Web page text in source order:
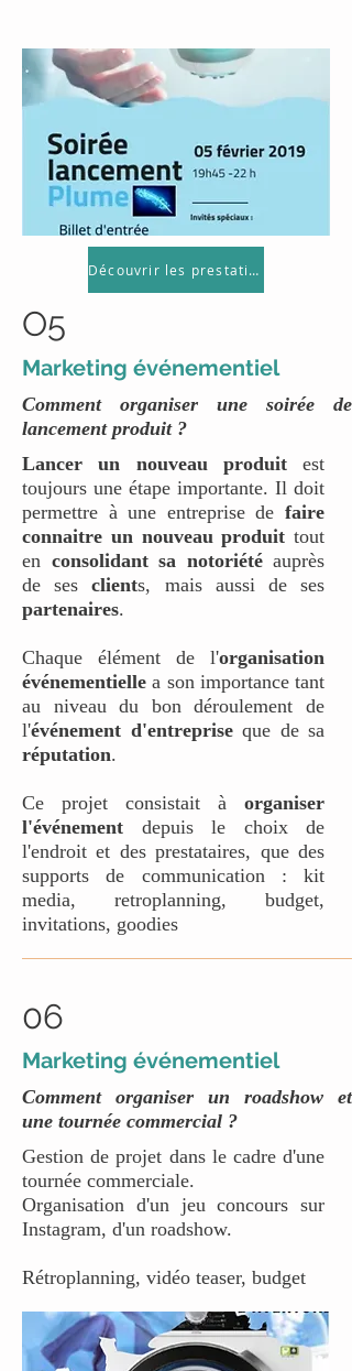
Découvrir les prestations de marketing événementiel
O5
Marketing événementiel
Comment organiser une soirée de
lancement produit ?
Lancer un nouveau produitest
toujours une étape importante. Il doit
permettre à une entreprise de faire
connaitre un nouveau produit tout
en consolidant sa notoriété auprès
de sesclients, mais aussi de ses
partenaires.
Chaque élément de l'organisation
événementiellea son importance tant
au niveau du bon déroulement de
l'événement d'entrepriseque de sa
réputation.
Ce projet consistait à organiser
l'événement depuis le choix de
l'endroit et des prestataires, que des
supports de communication : kit
media, retroplanning, budget,
invitations, goodies
06
Marketing événementiel
Comment organiser un roadshow et
une tournée commercial ?
Gestion de projet dans le cadre d'une
tournée commerciale.
Organisation d'un jeu concours sur
Instagram, d'un roadshow.
Rétroplanning, vidéo teaser, budget